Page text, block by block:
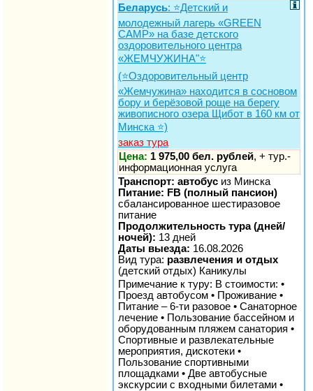
Беларусь: ⭐️Детский и
молодежный лагерь «GREEN
CAMP» на базе детского
оздоровительного центра
«ЖЕМЧУЖИНА"⭐️
(⭐️Оздоровительный центр
«Жемчужина» находится в сосновом
бору и берёзовой роще на берегу
живописного озера Щибот в 160 км от
Минска ⭐️)
заказ тура
Цена: 1 975,00 бел. рублей, + тур.-
информационная услуга
Транспорт: автобус из Минска
Питание: FB (полный пансион)
сбалансированное шестиразовое
питание
Продолжительность тура (дней/
ночей): 13 дней
Даты выезда: 16.08.2026
Вид тура: развлечения и отдых
(детский отдых) Каникулы
Примечание к туру: В стоимости: •
Проезд автобусом • Проживание •
Питание – 6-ти разовое • Санаторное
лечение • Пользование бассейном и
оборудованным пляжем санатория •
Спортивные и развлекательные
мероприятия, дискотеки •
Пользование спортивными
площадками • Две автобусные
экскурсии с входными билетами •